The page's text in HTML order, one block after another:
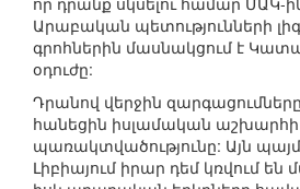
Արաբական պետությունների
գրոհներին մասնակցում է
օդուժը:
Դրանով վերջին զարգացումները
հանեցին իսլամական աշխարհի
պառակտվածությունը: Այն
Լիբիայում իրար դեմ կռվում